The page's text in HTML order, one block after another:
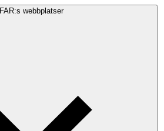
FAR:s webbplatser